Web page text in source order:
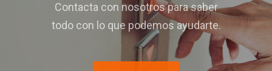
Contacta con nosotros para saber
todo con lo que podemos ayudarte.